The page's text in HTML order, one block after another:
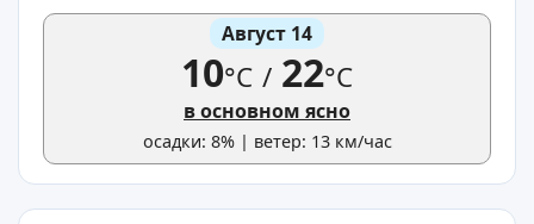
Август 14
10°C / 22°C
в основном ясно
осадки: 8% | ветер: 13 км/час